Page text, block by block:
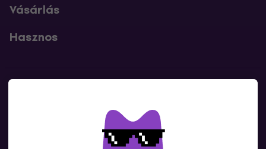
Vásárlás
Hasznos
Lépj kapcsolatba velünk